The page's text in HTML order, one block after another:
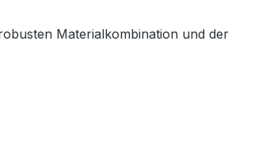
Materialkombination und der